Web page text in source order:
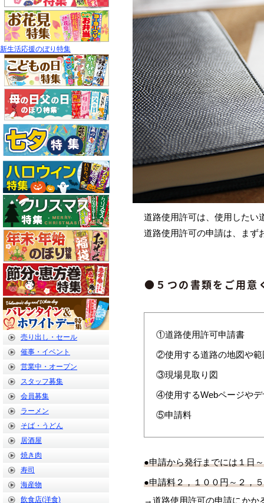
新生活応援のぼり特集
売り出し・セール
催事・イベント
営業中・オープン
スタッフ募集
会員募集
ラーメン
そば・うどん
居酒屋
焼き肉
寿司
海産物
飲食店(洋食)
道路使用許可は、使用したい
道路使用許可の申請は、まず
●５つの書類をご用意
①道路使用許可申請書
②使用する道路の地図や範
③現場見取り図
④使用するWebページや
⑤申請料
●申請から発行までには１日
●申請料２，１００円～２，
→道路使用許可の申請にかか